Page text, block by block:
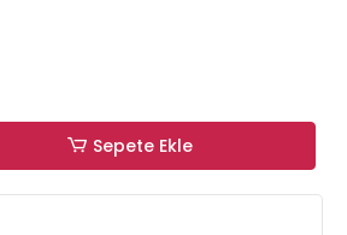
Sepete Ekle